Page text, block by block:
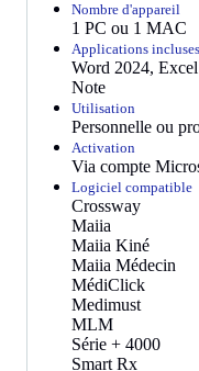
Nombre d'appareil
1 PC ou 1 MAC
Applications incluses
Word 2024,
Note
Utilisation
Personnelle ou
Activation
Via compte
Logiciel compatible
Crossway
Maiia
Maiia Kiné
Maiia Médecin
MédiClick
Medimust
MLM
Série + 4000
Smart Rx